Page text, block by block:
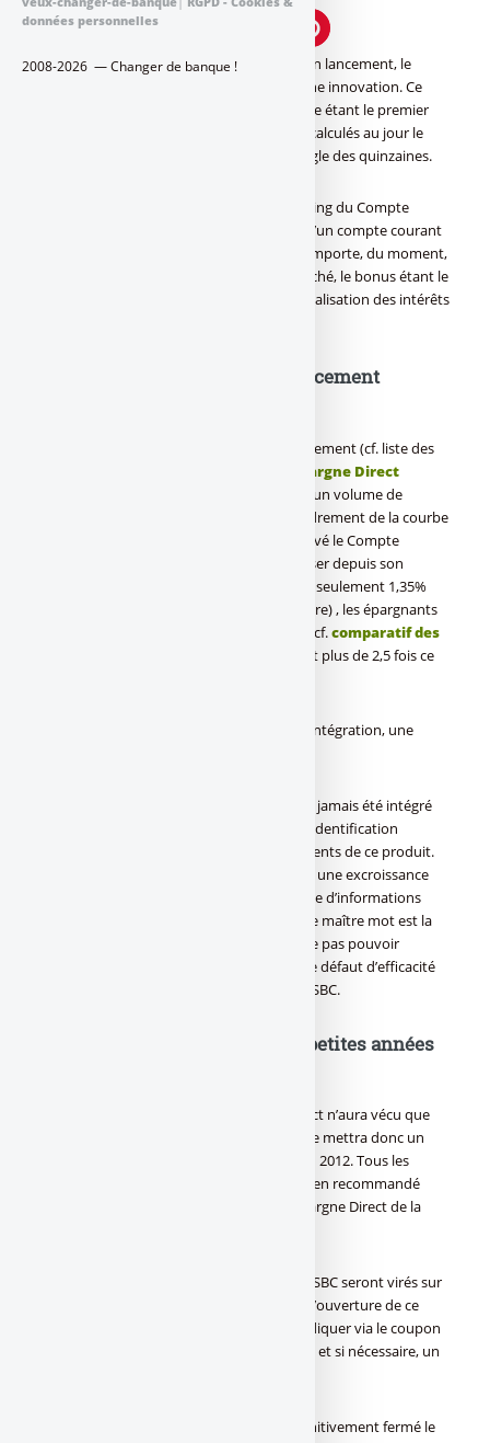
Pourtant promis à un bel avenir lors de son lancement, le
était une innovation. Ce
placement était en effet perçu ainsi comme étant le premier
compte épargne dont les intérêts étaient calculés au jour le
jour, en lieu et place de la traditionnelle règle des quinzaines.
En fait, derrière cette présentation marketing du Compte
Epargne, il s’agissait en réalité bel et bien d’un compte courant
rémunéré, mais pour les épargnants peu importe, du moment,
que le taux était au minimum dans le marché, le bonus étant le
calcul des intérêts au jour le jour et la capitalisation des intérêts
Compte Epargne Direct : Un lancement
Après d’énormes déboires lors de son lancement (cf. liste des
avis des épargnants sur le Compte Epargne Direct
), mal maîtrisé, devant faire face à un volume de
demande totalement sous-estimé, l’effondrement de la courbe
des taux d’intérêt à court-terme aura achevé le Compte
Epargne Direct. Son taux n’a cessé de baisser depuis son
lancement. A ce jour, avec un taux brut de seulement 1,35%
(soit 0,89% net via le prélèvement libératoire) , les épargnants
préfèrent largement d’autres placements (cf.comparatif des
), le [a[livret A]a] offrant plus de 2,5 fois ce
Compte Epargne Direct : Une absence d’intégration, une
Du reste, ce Compte Epargne Direct n’aura jamais été intégré
convenablement par HSBC, un système d’identification
spécifique étant donné aux épargnants clients de ce produit.
Compte Epargne Direct étant géré comme une excroissance
qui aurait eu du mal à s’intégrer au système d’informations
HSBC, un comble pour une banque dont le maître mot est la
simplicité où que l’on soit sur la planète, ne pas pouvoir
intégrer un compte épargne à son offre, ce défaut d’efficacité
et de simplicité aura sans doute coûté à HSBC.
Compte Epargne Direct : Trois petites années
Lancé début 2009 le Compte Epargne Direct n’aura vécu que
trois ans et demi. La banque internationale mettra donc un
terme définitif à ce placement courant juin 2012. Tous les
clients ont reçus ou recevront un courrier en recommandé
avec AR indiquant la sortie du Compte Epargne Direct de la
Le solde présent sur le Compte Epargne HSBC seront virés sur
le compte bancaire externe fourni lors de l’ouverture de ce
compte. Il appartient aux épargnants d’indiquer via le coupon
réponse fourni à cet effet dans ce courrier, et si nécessaire, un
Le Compte Epargne Direct HSBC sera définitivement fermé le
données personnelles
2008-2026 — Changer de banque !